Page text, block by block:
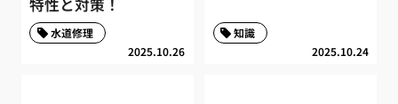
2025.10.26
水道修理
2025.10.24
知識